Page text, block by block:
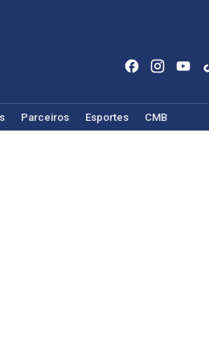
Parceiros Esportes CMB